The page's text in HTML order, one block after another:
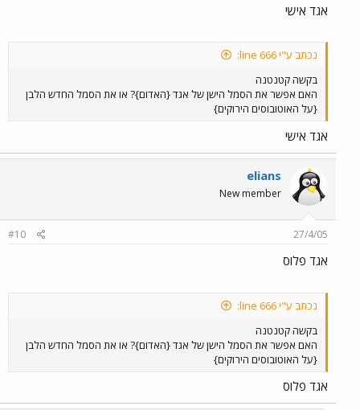
אגד אישי
נכתב ע"י line 666:
בקשה קטנטנה
האם אפשר את הסמל הישן של אגד {האדום}? או את הסמל החדש הלבן
{על האוטובוסים הירוקים}
אגד אישי
elians
New member
27/4/05
#10
אגד פלוס
נכתב ע"י line 666:
בקשה קטנטנה
האם אפשר את הסמל הישן של אגד {האדום}? או את הסמל החדש הלבן
{על האוטובוסים הירוקים}
אגד פלוס